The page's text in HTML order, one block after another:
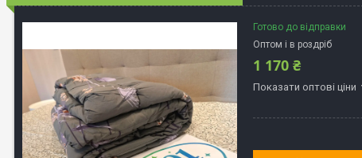
Готово до відправки
Оптом і в роздріб
1 170 ₴
Показати оптові ціни